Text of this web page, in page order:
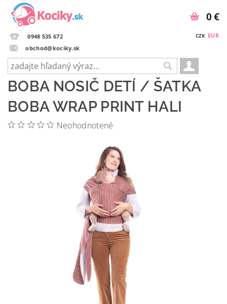
0948 535 672
obchod@kociky.sk
CZK EUR
0 €
BOBA NOSIČ DETÍ / ŠATKA
BOBA WRAP PRINT HALI
Neohodnotené